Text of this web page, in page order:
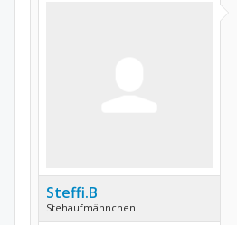
Steffi.B
Stehaufmännchen